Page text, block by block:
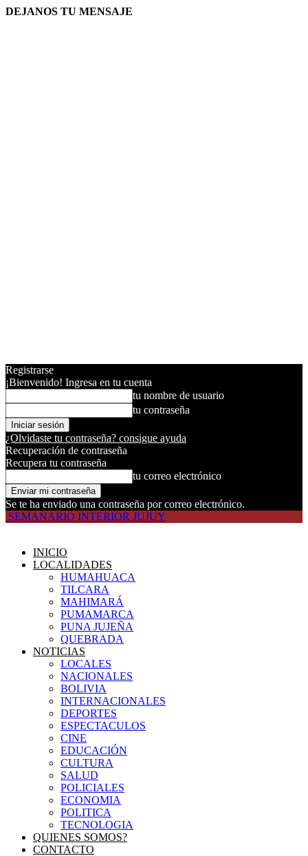
DEJANOS TU MENSAJE
Registrarse
¡Bienvenido! Ingresa en tu cuenta
tu nombre de usuario
tu contraseña
¿Olvidaste tu contraseña? consigue ayuda
Recuperación de contraseña
Recupera tu contraseña
tu correo electrónico
Se te ha enviado una contraseña por correo electrónico.
SEMANARIO INTERIOR JUJUY
INICIO
LOCALIDADES
HUMAHUACA
TILCARA
MAHIMARÁ
PUMAMARCA
PUNA JUJEÑA
QUEBRADA
NOTICIAS
LOCALES
NACIONALES
BOLIVIA
INTERNACIONALES
DEPORTES
ESPECTACULOS
CINE
EDUCACIÓN
CULTURA
SALUD
POLICIALES
ECONOMIA
POLITICA
TECNOLOGIA
QUIENES SOMOS?
CONTACTO